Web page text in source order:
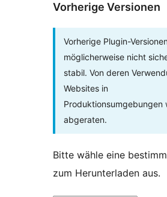
Vorherige Versionen
Vorherige Plugin-
möglicherweise nicht
stabil. Von deren
Websites in
Produktionsumgebungen
abgeraten.
Bitte wähle eine
zum Herunterladen aus.